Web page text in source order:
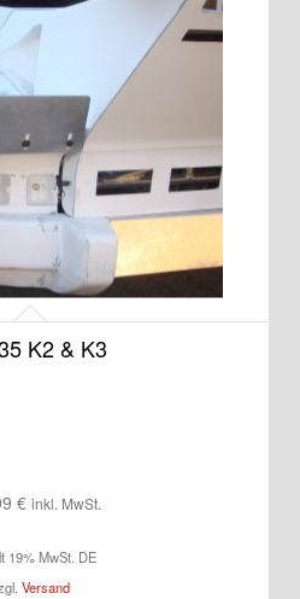
K2 & K3
€ inkl. MwSt.
19% MwSt. DE
Versand